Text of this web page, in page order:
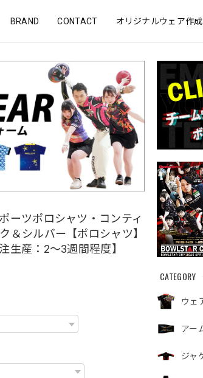
BRAND CONTACT オリジナルウェア作成
CATEGORY
ウェ
アー
ジャ
ーツポロシャツ・コンティ
＆シルバー【ポロシャツ】
生産：2〜3週間程度】